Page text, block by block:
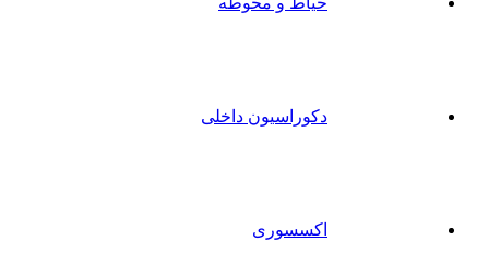
دکوراسیون داخلی
اکسسوری